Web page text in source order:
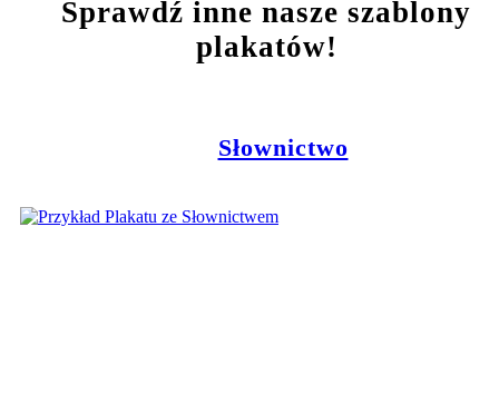
Sprawdź inne nasze szablony
plakatów!
Słownictwo